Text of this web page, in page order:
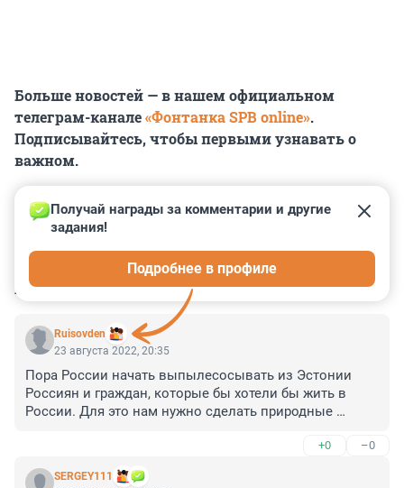
Больше новостей — в нашем официальном
телеграм-канале«Фонтанка SPB online».
Подписывайтесь, чтобы первыми узнавать о
важном.
КОММЕНТАРИИ 21
Ruisovden
Получай награды за комментарии и другие
задания!
Подробнее в профиле
23 августа 2022, 20:35
Пора России начать выпылесосывать из Эстонии
Россиян и граждан, которые бы хотели бы жить в
России. Для это нам нужно сделать природные
пусть переплачивают за электричество в своих
странах в 100 раз
+0 –0
SERGEY111